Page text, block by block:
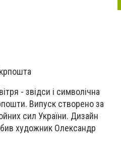
- звідси і символічна
Випуск створено за
сил України. Дизайн
художник Олександр